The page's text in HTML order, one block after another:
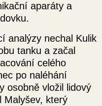
aparáty a
analýzy nechal Kulik
tanku a začal
celého
po naléhání
osobně vložil lidový
Malyšev, který